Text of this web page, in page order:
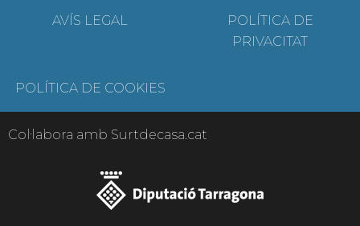
AVÍS LEGAL
POLÍTICA DE
PRIVACITAT
POLÍTICA DE COOKIES
Col·labora amb Surtdecasa.cat